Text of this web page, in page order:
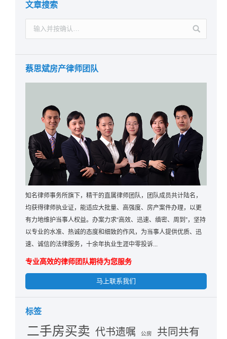
文章搜索
蔡思斌房产律师团队
知名律师事务所旗下，精干的直属律师团队，团队成员共计陆名，
均获得律师执业证，能适应大批量、高强度、房产案件办理，以更
有力地维护当事人权益。办案力求“高效、迅速、缜密、周到”，坚持
以专业的水准、热诚的态度和细致的作风，为当事人提供优质、迅
速、诚信的法律服务，十余年执业生涯中零投诉...
专业高效的律师团队期待为您服务
马上联系我们
标签
二手房买卖 代书遗嘱 公房 共同共有